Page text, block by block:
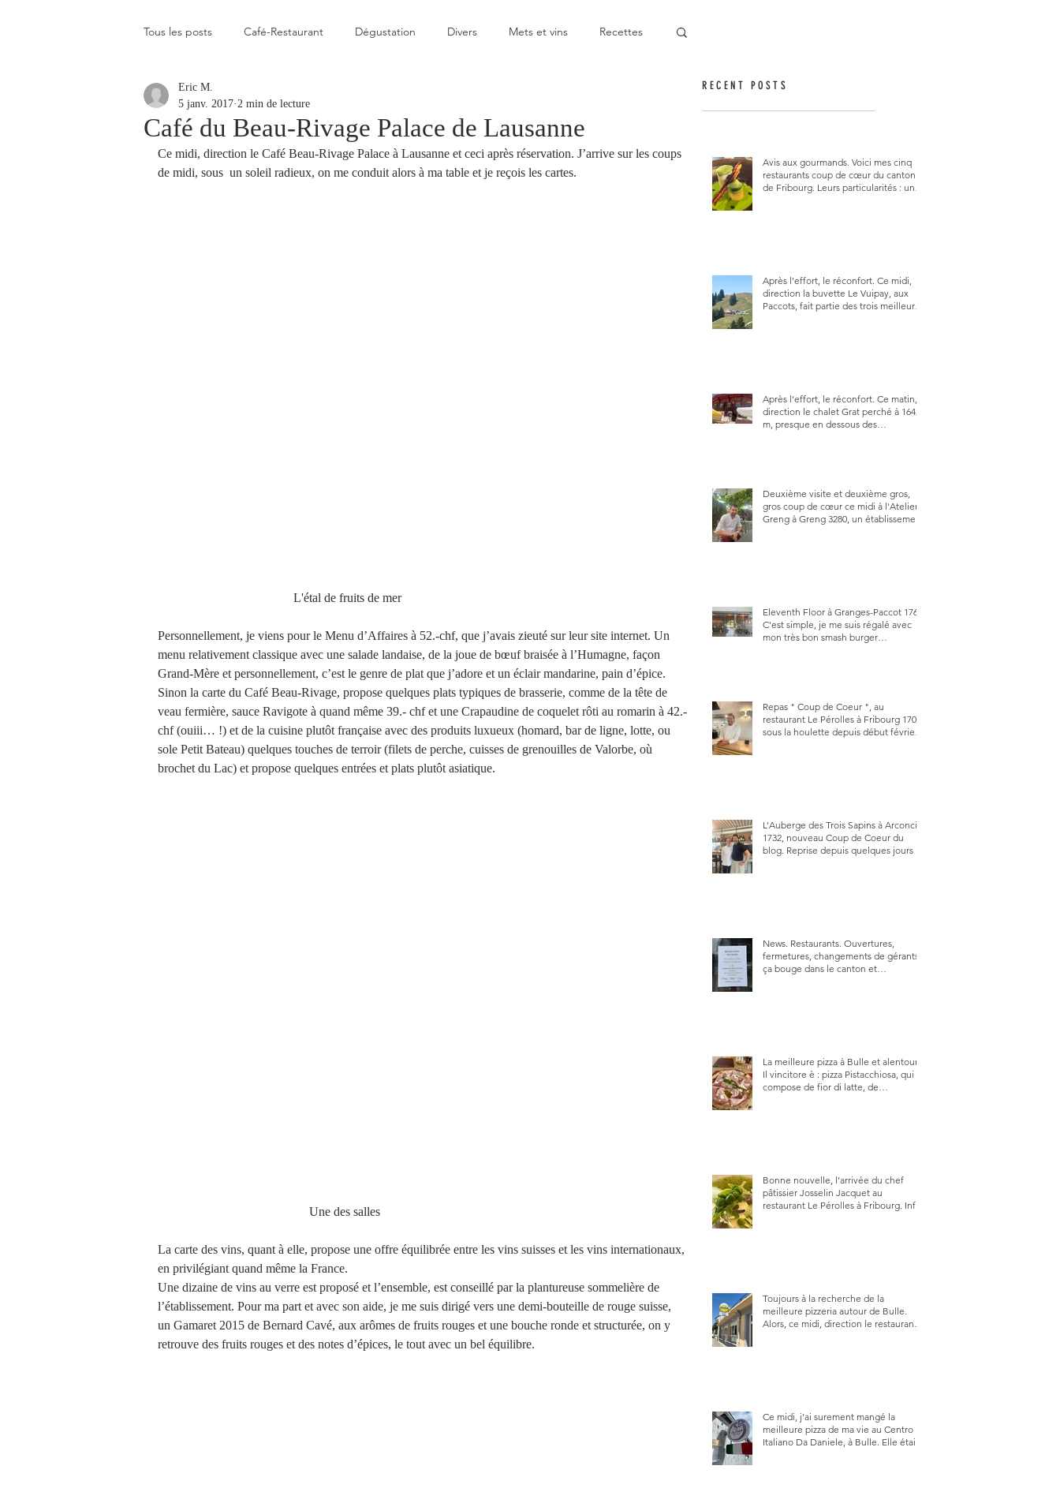
Tous les posts Café-Restaurant Dégustation Divers Mets et vins Recettes
Elevé
Coup de coeur Un flop à vite oublier Décevant Semie-gastronomique
Café du Beau-Rivage Palace de Lausanne
Eric M.
5 janv. 2017 2 min de lecture
Ce midi, direction le Café Beau-Rivage Palace à Lausanne et ceci après réservation. J’arrive sur les coups
de midi, sous  un soleil radieux, on me conduit alors à ma table et je reçois les cartes.
                                           L'étal de fruits de mer
Personnellement, je viens pour le Menu d’Affaires à 52.-chf, que j’avais zieuté sur leur site internet. Un
menu relativement classique avec une salade landaise, de la joue de bœuf braisée à l’Humagne, façon
Grand-Mère et personnellement, c’est le genre de plat que j’adore et un éclair mandarine, pain d’épice.
Sinon la carte du Café Beau-Rivage, propose quelques plats typiques de brasserie, comme de la tête de
veau fermière, sauce Ravigote à quand même 39.- chf et une Crapaudine de coquelet rôti au romarin à 42.-
chf (ouiii… !) et de la cuisine plutôt française avec des produits luxueux (homard, bar de ligne, lotte, ou
sole Petit Bateau) quelques touches de terroir (filets de perche, cuisses de grenouilles de Valorbe, où
brochet du Lac) et propose quelques entrées et plats plutôt asiatique.
                                                Une des salles
La carte des vins, quant à elle, propose une offre équilibrée entre les vins suisses et les vins internationaux,
en privilégiant quand même la France.
Une dizaine de vins au verre est proposé et l’ensemble, est conseillé par la plantureuse sommelière de
l’établissement. Pour ma part et avec son aide, je me suis dirigé vers une demi-bouteille de rouge suisse,
un Gamaret 2015 de Bernard Cavé, aux arômes de fruits rouges et une bouche ronde et structurée, on y
retrouve des fruits rouges et des notes d’épices, le tout avec un bel équilibre.
RECENT POSTS
Avis aux gourmands. Voici mes cinq
restaurants coup de cœur du canton
de Fribourg. Leurs particularités : un
Après l’effort, le réconfort. Ce midi,
direction la buvette Le Vuipay, aux
Paccots, fait partie des trois meilleures
Après l’effort, le réconfort. Ce matin,
direction le chalet Grat perché à 1642
m, presque en dessous des
Deuxième visite et deuxième gros,
gros coup de cœur ce midi à l'Atelier
Greng à Greng 3280, un établissement
Eleventh Floor à Granges-Paccot 1763.
C'est simple, je me suis régalé avec
mon très bon smash burger
Repas " Coup de Coeur ", au
restaurant Le Pérolles à Fribourg 1700,
sous la houlette depuis début février
L’Auberge des Trois Sapins à Arconciel
1732, nouveau Coup de Coeur du
blog. Reprise depuis quelques jours (le
News. Restaurants. Ouvertures,
fermetures, changements de gérants,
ça bouge dans le canton et
La meilleure pizza à Bulle et alentour.
Il vincitore è : pizza Pistacchiosa, qui se
compose de fior di latte, de
Bonne nouvelle, l’arrivée du chef
pâtissier Josselin Jacquet au
restaurant Le Pérolles à Fribourg. Info
Toujours à la recherche de la
meilleure pizzeria autour de Bulle.
Alors, ce midi, direction le restaurant
Ce midi, j’ai surement mangé la
meilleure pizza de ma vie au Centro
Italiano Da Daniele, à Bulle. Elle était